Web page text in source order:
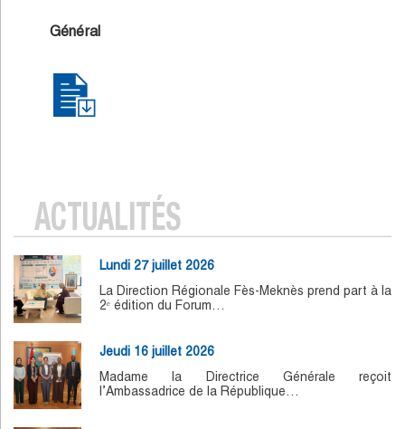
Général
ACTUALITÉS
Lundi 27 juillet 2026
La Direction Régionale Fès-Meknès prend part à la
2ᵉ édition du Forum…
Jeudi 16 juillet 2026
Madame la Directrice Générale reçoit
l’Ambassadrice de la République…